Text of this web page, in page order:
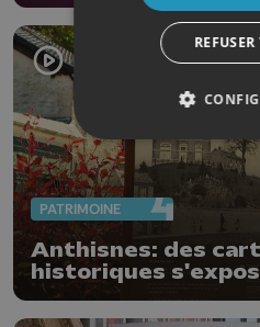
PATRIMOINE
Anthisnes: des
historiques
commune